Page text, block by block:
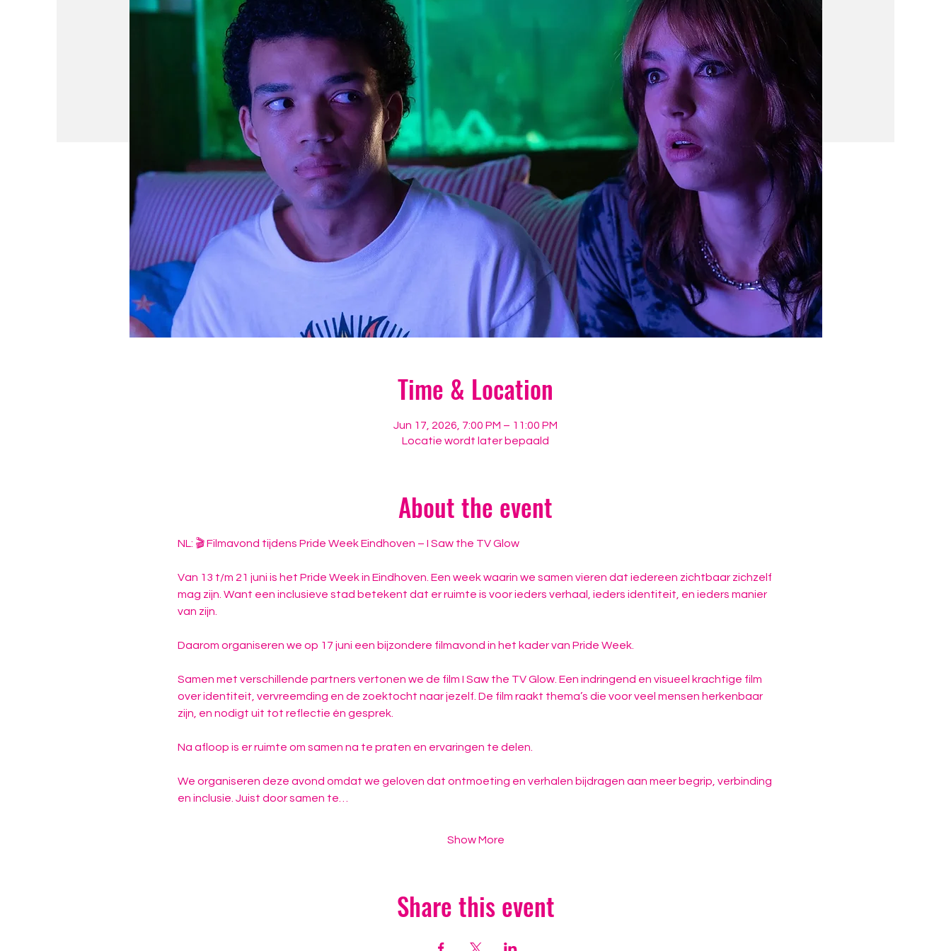
Time & Location
Jun 17, 2026, 7:00 PM – 11:00 PM
Locatie wordt later bepaald
About the event
NL: 🎬 Filmavond tijdens Pride Week Eindhoven – I Saw the TV Glow
Van 13 t/m 21 juni is het Pride Week in Eindhoven. Een week waarin we samen vieren dat iedereen zichtbaar zichzelf
mag zijn. Want een inclusieve stad betekent dat er ruimte is voor ieders verhaal, ieders identiteit, en ieders manier
van zijn.
Daarom organiseren we op 17 juni een bijzondere filmavond in het kader van Pride Week.
Samen met verschillende partners vertonen we de film I Saw the TV Glow. Een indringend en visueel krachtige film
over identiteit, vervreemding en de zoektocht naar jezelf. De film raakt thema’s die voor veel mensen herkenbaar
zijn, en nodigt uit tot reflectie én gesprek.
Na afloop is er ruimte om samen na te praten en ervaringen te delen.
We organiseren deze avond omdat we geloven dat ontmoeting en verhalen bijdragen aan meer begrip, verbinding
en inclusie. Juist door samen te…
Show More
Share this event